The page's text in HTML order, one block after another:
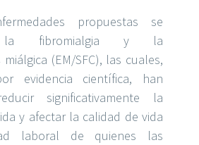
propuestas se
la fibromialgia y la
miálgica (EM/SFC), las cuales,
evidencia científica, han
significativamente la
y afectar la calidad de vida
laboral de quienes las